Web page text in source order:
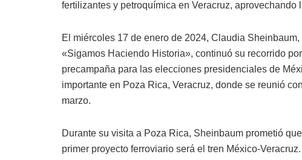
fertilizantes y petroquímica en Veracruz,
El miércoles 17 de enero de 2024, Claudia
«Sigamos Haciendo Historia», continuó su recorrido
precampaña para las elecciones presidenciales de
importante en Poza Rica, Veracruz, donde se reunió
marzo.
Durante su visita a Poza Rica, Sheinbaum prometió
primer proyecto ferroviario será el tren México-Veracruz.